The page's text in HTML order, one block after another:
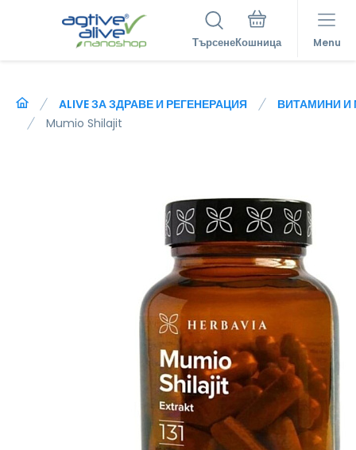
Търсене Menu
ALIVE ЗА ЗДРАВЕ И РЕГЕНЕРАЦИЯ
ВИТАМИНИ И
Mumio Shilajit